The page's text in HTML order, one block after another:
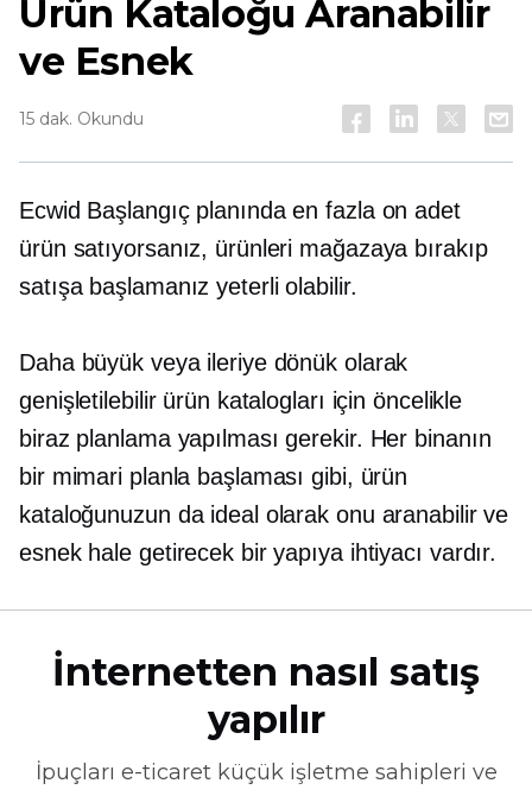
Ürün Kataloğu Aranabilir
ve Esnek
15 dak. Okundu
Ecwid Başlangıç ​​planında en fazla on adet
ürün satıyorsanız, ürünleri mağazaya bırakıp
satışa başlamanız yeterli olabilir.
Daha büyük veya ileriye dönük olarak
genişletilebilir ürün katalogları için öncelikle
biraz planlama yapılması gerekir. Her binanın
bir mimari planla başlaması gibi, ürün
kataloğunuzun da ideal olarak onu aranabilir ve
esnek hale getirecek bir yapıya ihtiyacı vardır.
İnternetten nasıl satış
yapılır
İpuçları e-ticaretküçük işletme sahipleri ve